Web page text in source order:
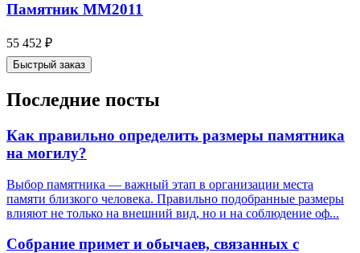
Памятник ММ2011
55 452 ₽
Быстрый заказ
Последние посты
Как правильно определить размеры памятника
на могилу?
Выбор памятника — важный этап в организации места
памяти близкого человека. Правильно подобранные размеры
влияют не только на внешний вид, но и на соблюдение оф...
Собрание примет и обычаев, связанных с